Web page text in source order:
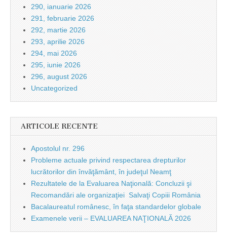
290, ianuarie 2026
291, februarie 2026
292, martie 2026
293, aprilie 2026
294, mai 2026
295, iunie 2026
296, august 2026
Uncategorized
ARTICOLE RECENTE
Apostolul nr. 296
Probleme actuale privind respectarea drepturilor
lucrătorilor din învăţământ, în judeţul Neamţ
Rezultatele de la Evaluarea Naţională: Concluzii şi
Recomandări ale organizaţiei Salvaţi Copiii România
Bacalaureatul românesc, în faţa standardelor globale
Examenele verii – EVALUAREA NAŢIONALĂ 2026